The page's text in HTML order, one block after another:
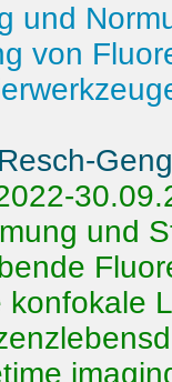
und
von
und
konfokale